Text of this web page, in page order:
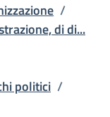
/
di di...
politici /